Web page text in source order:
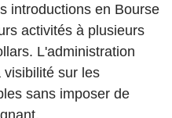
introductions en Bourse
activités à plusieurs
L'administration
sur les
sans imposer de